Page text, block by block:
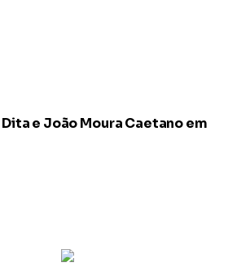
e João Moura Caetano em